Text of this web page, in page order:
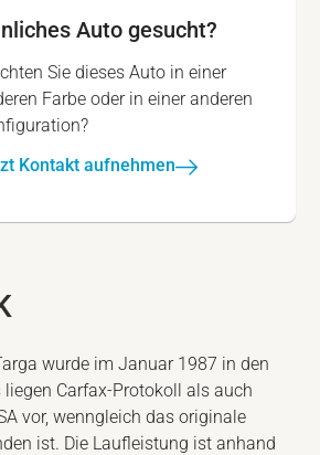
Auto gesucht?
Sie dieses Auto in einer
Farbe oder in einer anderen
Kontakt aufnehmen
wurde im Januar 1987 in den
liegen Carfax-Protokoll als auch
vor, wenngleich das originale
ist. Die Laufleistung ist anhand